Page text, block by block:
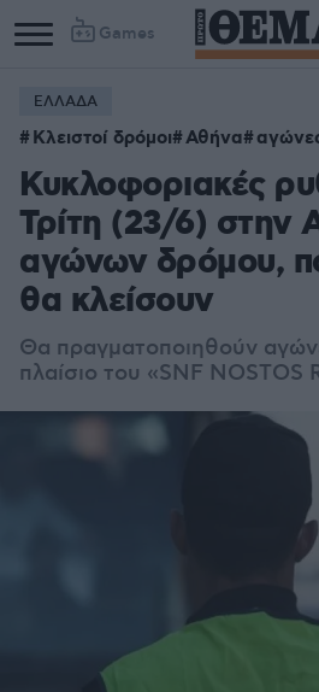
Games
ΕΛΛΑΔΑ
Κλειστοί δρόμοι Αθήνα
Κυκλοφοριακές
Τρίτη (23/6) στην
αγώνων δρόμου,
θα κλείσουν
Θα πραγματοποιηθούν
πλαίσιο του «SNF NOSTOS